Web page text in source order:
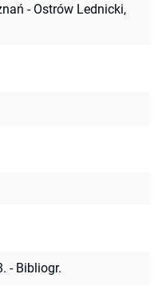
- Ostrów Lednicki,
- Bibliogr.